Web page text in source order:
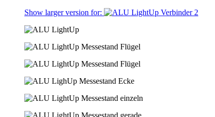
Show larger version for: